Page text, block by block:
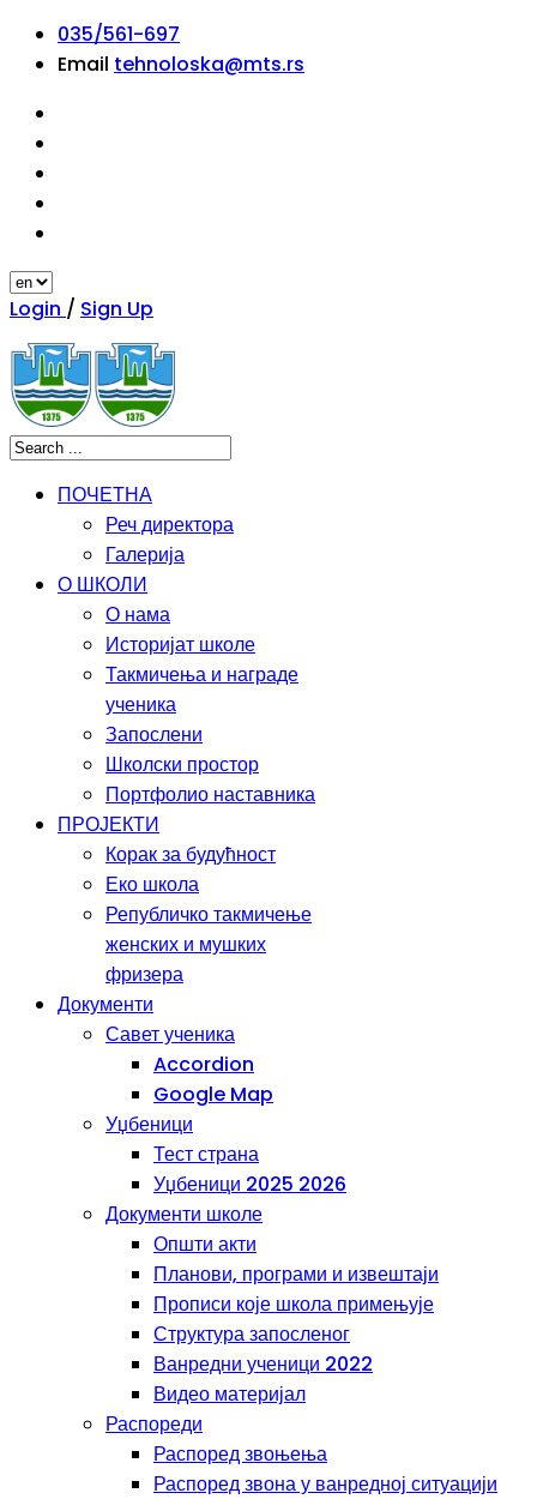
035/561-697
Email tehnoloska@mts.rs
Login / Sign Up
ПОЧЕТНА
Реч директора
Галерија
О ШКОЛИ
О нама
Историјат школе
Такмичења и награде
ученика
Запослени
Школски простор
Портфолио наставника
ПРОЈЕКТИ
Корак за будућност
Еко школа
Републичко такмичење
женских и мушких
фризера
Документи
Савет ученика
Accordion
Google Map
Уџбеници
Тест страна
Уџбеници 2025 2026
Документи школе
Општи акти
Планови, програми и извештаји
Прописи које школа примењује
Структура запосленог
Ванредни ученици 2022
Видео материјал
Распореди
Распоред звоњења
Распоред звона у ванредној ситуацији